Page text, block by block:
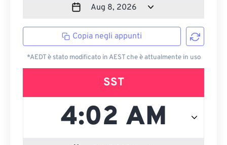
Copia negli appunti
*AEDT è stato modificato in AEST che è attualmente in uso
SST